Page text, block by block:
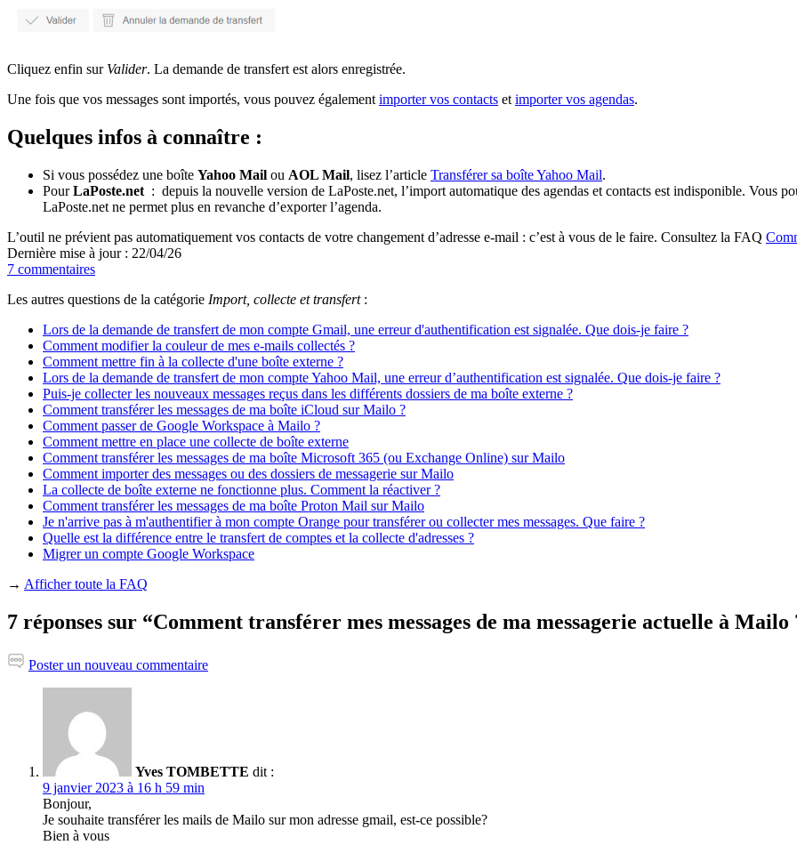
Cliquez enfin sur Valider. La demande de transfert est alors enregistrée.
Une fois que vos messages sont importés, vous pouvez égalementimporter vos contacts etimporter vos agendas.
Quelques infos à connaître :
Si vous possédez une boîte Yahoo Mail ou AOL Mail, lisez l’article Transférer sa boîte Yahoo Mail.
PourLaPoste.net : depuis la nouvelle version de LaPoste.net, l’import automatique des agendas et contacts est indisponible. Vous
LaPoste.net ne permet plus en revanche d’exporter l’agenda.
L’outil ne prévient pas automatiquement vos contacts de votre changement d’adresse e-mail : c’est à vous de le faire. Consultez la FAQ
Dernière mise à jour : 22/04/26
7 commentaires
Les autres questions de la catégorie Import, collecte et transfert:
Lors de la demande de transfert de mon compte Gmail, une erreur d'authentification est signalée. Que dois-je faire ?
Comment modifier la couleur de mes e-mails collectés ?
Comment mettre fin à la collecte d'une boîte externe ?
Lors de la demande de transfert de mon compte Yahoo Mail, une erreur d’authentification est signalée. Que dois-je faire ?
Puis-je collecter les nouveaux messages reçus dans les différents dossiers de ma boîte externe ?
Comment transférer les messages de ma boîte iCloud sur Mailo ?
Comment passer de Google Workspace à Mailo ?
Comment mettre en place une collecte de boîte externe
Comment transférer les messages de ma boîte Microsoft 365 (ou Exchange Online) sur Mailo
Comment importer des messages ou des dossiers de messagerie sur Mailo
La collecte de boîte externe ne fonctionne plus. Comment la réactiver ?
Comment transférer les messages de ma boîte Proton Mail sur Mailo
Je n'arrive pas à m'authentifier à mon compte Orange pour transférer ou collecter mes messages. Que faire ?
Quelle est la différence entre le transfert de comptes et la collecte d'adresses ?
Migrer un compte Google Workspace
→ Afficher toute la FAQ
7 réponses sur “Comment transférer mes messages de ma messagerie actuelle à Mailo
Poster un nouveau commentaire
Yves TOMBETTE dit :
9 janvier 2023 à 16 h 59 min
Bonjour,
Je souhaite transférer les mails de Mailo sur mon adresse gmail, est-ce possible?
Bien à vous